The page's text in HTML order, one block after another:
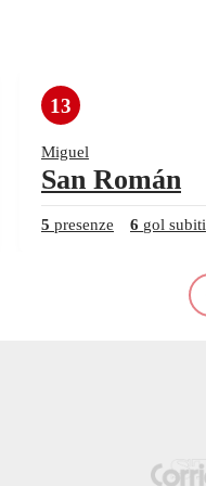
13
Miguel
San Román
5 presenze 6 gol subiti